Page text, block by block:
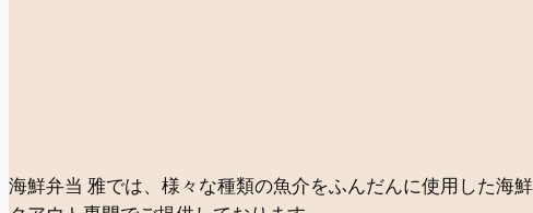
海鮮弁当 雅では、様々な種類の魚介をふんだんに使用した海